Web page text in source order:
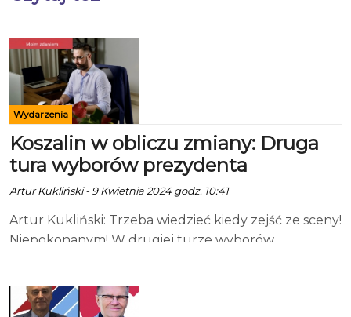
Wydarzenia
Koszalin w obliczu zmiany: Druga
tura wyborów prezydenta
Artur Kukliński - 9 Kwietnia 2024 godz. 10:41
Artur Kukliński: Trzeba wiedzieć kiedy zejść ze sceny!
Niepokonanym! W drugiej turze wyborów
Koszalina na kolejne lata. W pierwszej, aktualnie